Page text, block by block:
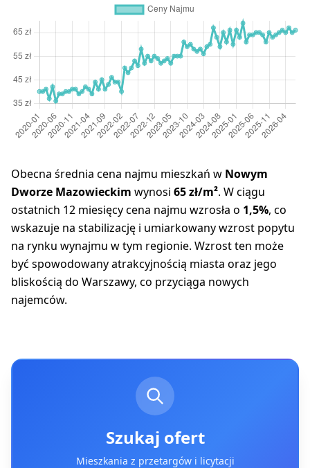
Obecna średnia cena najmu mieszkań w Nowym
Dworze Mazowieckim wynosi 65 zł/m². W ciągu
ostatnich 12 miesięcy cena najmu wzrosła o 1,5%, co
wskazuje na stabilizację i umiarkowany wzrost popytu
na rynku wynajmu w tym regionie. Wzrost ten może
być spowodowany atrakcyjnością miasta oraz jego
bliskością do Warszawy, co przyciąga nowych
najemców.
Szukaj ofert
Mieszkania z przetargów i licytacji